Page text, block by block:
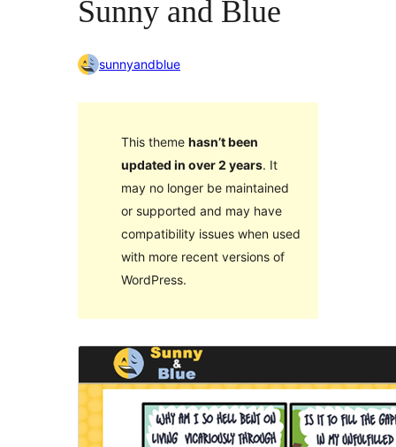
Sunny and Blue
sunnyandblue
This theme hasn’t been
updated in over 2 years. It
may no longer be maintained
or supported and may have
compatibility issues when used
with more recent versions of
WordPress.